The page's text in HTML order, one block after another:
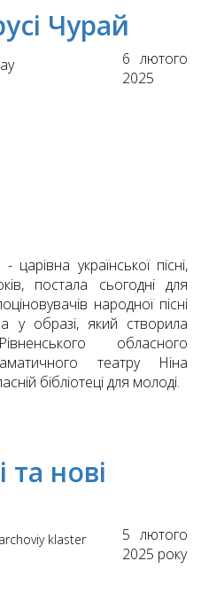
Чурай
6 лютого
2025
української пісні,
постала сьогодні для
народної пісні
у образі, який створила
обласного
театру Ніна
бібліотеці для молоді.
та нові
5 лютого
2025 року